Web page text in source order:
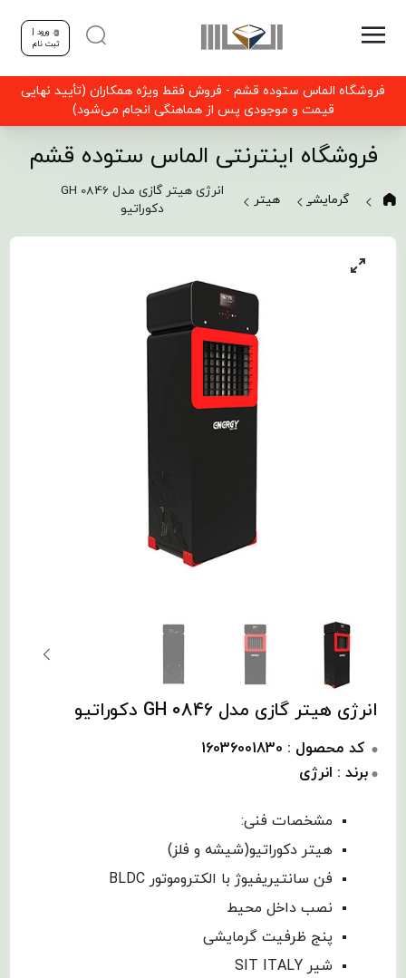
ورود |
ثبت نام
فروشگاه الماس ستوده قشم - فروش فقط ویژه همکاران (تأیید نهایی
قیمت و موجودی پس از هماهنگی انجام می‌شود)
فروشگاه اینترنتی الماس ستوده قشم
گرمایشی هیتر
انرژی هیتر گازی مدل GH 0846
دکوراتیو
انرژی هیتر گازی مدل GH 0846 دکوراتیو
کد محصول : 16036001830
برند : انرژی
مشخصات فنی:
هیتر دکوراتیو(شیشه و فلز)
فن سانتیریفیوژ با الکتروموتور BLDC
نصب داخل محیط
پنج ظرفیت گرمایشی
شیر SIT ITALY